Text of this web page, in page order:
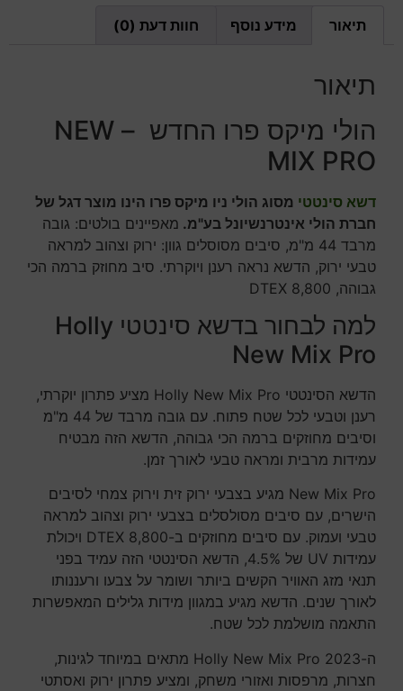
תיאור מידע נוסף חוות דעת (0)
תיאור
הולי מיקס פרו החדש – NEW
MIX PRO
דשא סינטטי מסוג הולי ניו מיקס פרו הינו מוצר דגל של
חברת הולי אינטרנשיונל בע"מ. מאפיינים בולטים: גובה
מרבד 44 מ"מ, סיבים מסוסלים גוון: ירוק וצהוב למראה
טבעי ירוק, הדשא נראה רענן ויוקרתי. סיב מחוזק ברמה הכי
גבוהה, DTEX 8,800
למה לבחור בדשא סינטטי Holly
New Mix Pro
הדשא הסינטטי Holly New Mix Pro מציע פתרון יוקרתי,
רענן וטבעי לכל שטח פתוח. עם גובה מרבד של 44 מ"מ
וסיבים מחוזקים ברמה הכי גבוהה, הדשא הזה מבטיח
עמידות מרבית ומראה טבעי לאורך זמן.
New Mix Pro מגיע בצבעי ירוק זית וירוק צמחי לסיבים
הישרים, עם סיבים מסולסלים בצבעי ירוק וצהוב למראה
טבעי ועמוק. עם סיבים מחוזקים ב-DTEX 8,800 ויכולת
עמידות UV של 4.5%, הדשא הסינטטי הזה עמיד בפני
תנאי מזג האוויר הקשים ביותר ושומר על צבעו ורעננותו
לאורך שנים. הדשא מגיע במגוון מידות גלילים המאפשרות
התאמה מושלמת לכל שטח.
ה-Holly New Mix Pro 2023 מתאים במיוחד לגינות,
חצרות, מרפסות ואזורי משחק, ומציע פתרון ירוק ואסתטי